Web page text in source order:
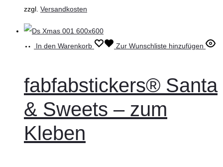
zzgl. Versandkosten
In den Warenkorb Zur Wunschliste hinzufügen
fabfabstickers® Santa
& Sweets – zum
Kleben